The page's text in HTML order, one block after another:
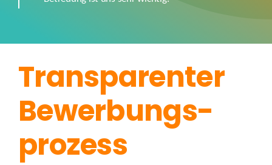
Transparenter
Bewerbungs-
prozess